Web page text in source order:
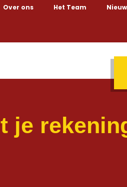
Over ons Het Team
je